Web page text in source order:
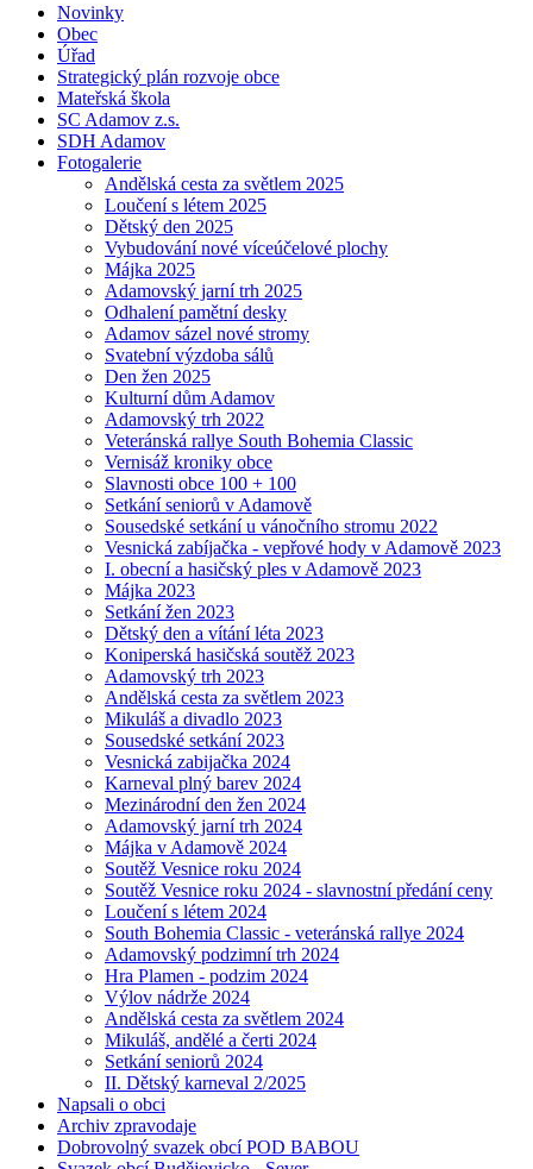
Novinky
Obec
Úřad
Strategický plán rozvoje obce
Mateřská škola
SC Adamov z.s.
SDH Adamov
Fotogalerie
Andělská cesta za světlem 2025
Loučení s létem 2025
Dětský den 2025
Vybudování nové víceúčelové plochy
Májka 2025
Adamovský jarní trh 2025
Odhalení pamětní desky
Adamov sázel nové stromy
Svatební výzdoba sálů
Den žen 2025
Kulturní dům Adamov
Adamovský trh 2022
Veteránská rallye South Bohemia Classic
Vernisáž kroniky obce
Slavnosti obce 100 + 100
Setkání seniorů v Adamově
Sousedské setkání u vánočního stromu 2022
Vesnická zabíjačka - vepřové hody v Adamově 2023
I. obecní a hasičský ples v Adamově 2023
Májka 2023
Setkání žen 2023
Dětský den a vítání léta 2023
Koniperská hasičská soutěž 2023
Adamovský trh 2023
Andělská cesta za světlem 2023
Mikuláš a divadlo 2023
Sousedské setkání 2023
Vesnická zabijačka 2024
Karneval plný barev 2024
Mezinárodní den žen 2024
Adamovský jarní trh 2024
Májka v Adamově 2024
Soutěž Vesnice roku 2024
Soutěž Vesnice roku 2024 - slavnostní předání ceny
Loučení s létem 2024
South Bohemia Classic - veteránská rallye 2024
Adamovský podzimní trh 2024
Hra Plamen - podzim 2024
Výlov nádrže 2024
Andělská cesta za světlem 2024
Mikuláš, andělé a čerti 2024
Setkání seniorů 2024
II. Dětský karneval 2/2025
Napsali o obci
Archiv zpravodaje
Dobrovolný svazek obcí POD BABOU